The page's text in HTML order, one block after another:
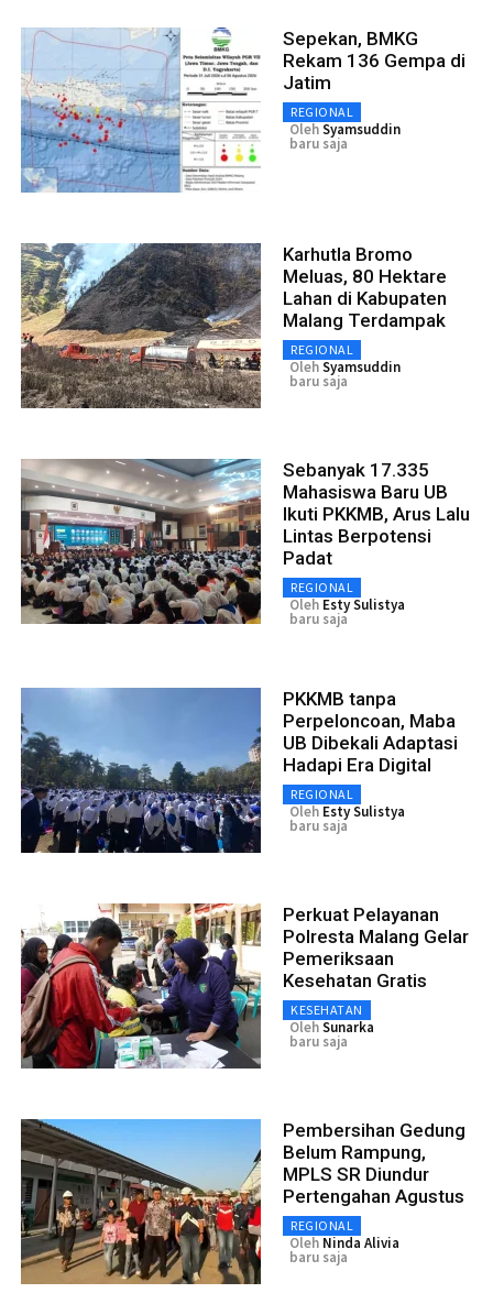
Sepekan, BMKG
Rekam 136 Gempa di
Jatim
REGIONAL
OlehSyamsuddin
baru saja
Karhutla Bromo
Meluas, 80 Hektare
Lahan di Kabupaten
Malang Terdampak
REGIONAL
OlehSyamsuddin
baru saja
Sebanyak 17.335
Mahasiswa Baru UB
Ikuti PKKMB, Arus Lalu
Lintas Berpotensi
Padat
REGIONAL
Oleh Esty Sulistya
baru saja
PKKMB tanpa
Perpeloncoan, Maba
UB Dibekali Adaptasi
Hadapi Era Digital
REGIONAL
Oleh Esty Sulistya
baru saja
Perkuat Pelayanan
Polresta Malang Gelar
Pemeriksaan
Kesehatan Gratis
KESEHATAN
OlehSunarka
baru saja
Pembersihan Gedung
Belum Rampung,
MPLS SR Diundur
Pertengahan Agustus
REGIONAL
Oleh Ninda Alivia
baru saja